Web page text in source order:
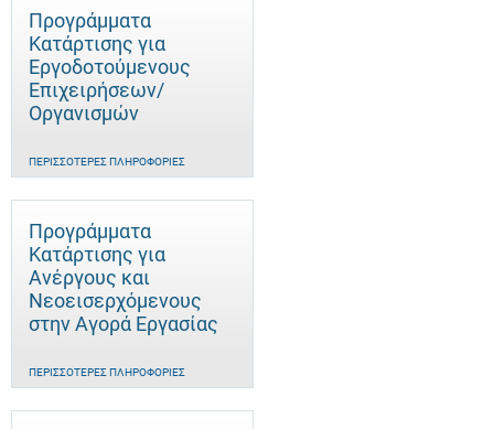
Προγράμματα
Κατάρτισης για
Εργοδοτούμενους
Επιχειρήσεων/
Οργανισμών
ΠΕΡΙΣΣΌΤΕΡΕΣ ΠΛΗΡΟΦΟΡΊΕΣ
Προγράμματα
Κατάρτισης για
Ανέργους και
Νεοεισερχόμενους
στην Αγορά Εργασίας
ΠΕΡΙΣΣΌΤΕΡΕΣ ΠΛΗΡΟΦΟΡΊΕΣ